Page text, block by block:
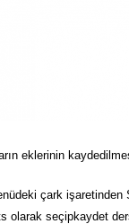
eklerinin
çark
olarak seçipkaydet